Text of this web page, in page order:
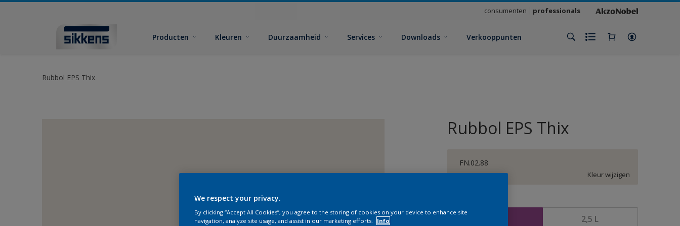
consumenten professionals
Producten Kleuren Duurzaamheid Services Downloads Verkooppunten
Rubbol EPS Thix
Rubbol EPS Thix
FN.02.88
Kleur wijzigen
2,5 L
We respect your privacy.
By clicking “Accept All Cookies”, you agree to the storing of cookies on your device to enhance site
navigation, analyze site usage, and assist in our marketing efforts.
Info